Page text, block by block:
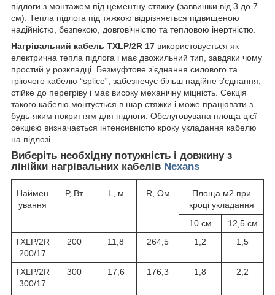
підлоги з монтажем під цементну стяжку (заввишки від 3 до 7
см). Тепла підлога під тяжкою відрізняється підвищеною
надійністю, безпекою, довговічністю та тепловою інертністю.
Нагрівальний кабель TXLP/2R 17 використовується як
електрична тепла підлога і має двожильний тип, завдяки чому
простий у розкладці. Безмуфтове з’єднання силового та
гріючого кабелю “splice”, забезпечує більш надійне з’єднання,
стійке до перегріву і має високу механічну міцність. Секція
такого кабелю монтується в шар стяжки і може працювати з
будь-яким покриттям для підлоги. Обслуговувана площа цієї
секцією визначається інтенсивністю кроку укладання кабелю
на підлозі.
Виберіть необхідну потужність і довжину з
лінійки нагрівальних кабелів Nexans
Наймен
ування
Р, Вт L, м R, Ом
Площа м2 при
кроці укладання
10 см
12,5 см
TXLP/2R
200/17
200 11,8 264,5 1,2 1,5
TXLP/2R
300/17
300 17,6 176,3 1,8 2,2